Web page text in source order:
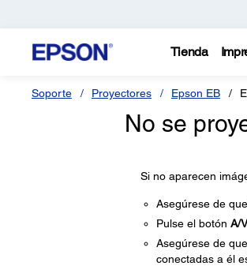
Tienda
Soporte Proyectores Epson EB
No se
Si no aparecen
Asegúrese de
Pulse el botón A/
Asegúrese de
conectadas a él